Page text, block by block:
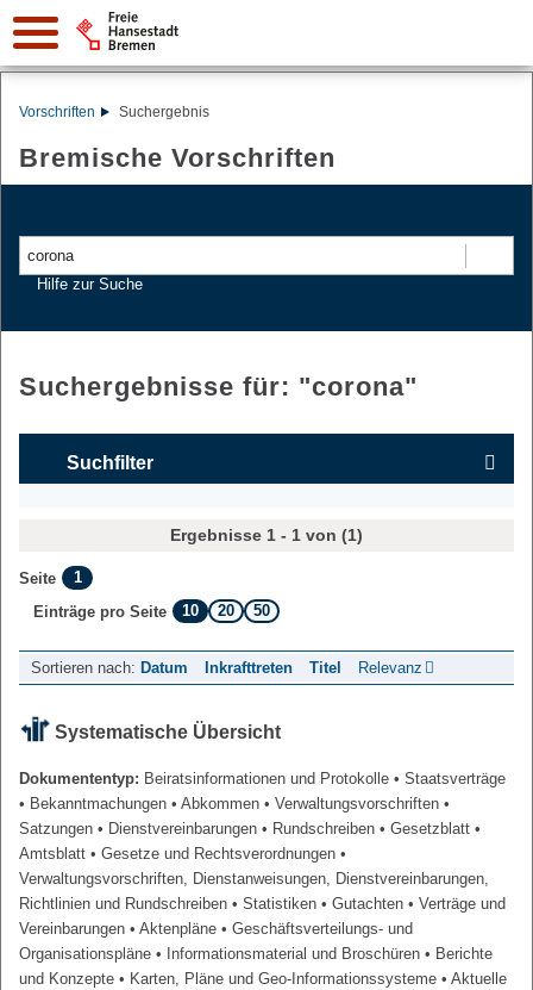
Vorschriften Suchergebnis
Bremische Vorschriften
Hilfe zur Suche
Suchergebnisse für: "corona"
Suchfilter
Ergebnisse 1 - 1 von (1)
Seite
1
Einträge pro Seite
10 20 50
Sortieren nach: Datum Inkrafttreten Titel Relevanz
Systematische Übersicht
Dokumententyp: Beiratsinformationen und Protokolle • Staatsverträge
• Bekanntmachungen • Abkommen • Verwaltungsvorschriften •
Satzungen • Dienstvereinbarungen • Rundschreiben • Gesetzblatt •
Amtsblatt • Gesetze und Rechtsverordnungen •
Verwaltungsvorschriften, Dienstanweisungen, Dienstvereinbarungen,
Richtlinien und Rundschreiben • Statistiken • Gutachten • Verträge und
Vereinbarungen • Aktenpläne • Geschäftsverteilungs- und
Organisationspläne • Informationsmaterial und Broschüren • Berichte
und Konzepte • Karten, Pläne und Geo-Informationssysteme • Aktuelle